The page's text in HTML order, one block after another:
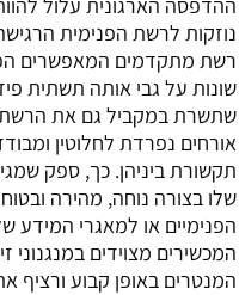
נוזקות לרשת הפנימית
רשת מתקדמים המאפשרים
שונות על גבי אותה תשתית
שתשרת במקביל גם את הרשת
אורחים נפרדת לחלוטין
תקשורת ביניהן. כך, ספק
שלו בצורה נוחה, מהירה
הפנימיים או למאגרי המידע
המכשירים מצוידים במנגנוני
המנטרים באופן קבוע ורציף